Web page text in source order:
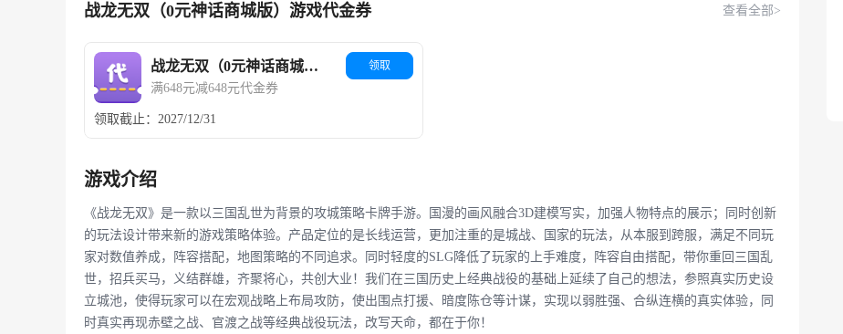
战龙无双（0元神话商城版）游戏代金券 查看全部>
战龙无双（0元神话商城版）
满648元减648元代金券
领取截止：2027/12/31
领取
游戏介绍
《战龙无双》是一款以三国乱世为背景的攻城策略卡牌手游。国漫的画风融合3D建模写实，加强人物特点的展示；同时创新
的玩法设计带来新的游戏策略体验。产品定位的是长线运营，更加注重的是城战、国家的玩法，从本服到跨服，满足不同玩
家对数值养成，阵容搭配，地图策略的不同追求。同时轻度的SLG降低了玩家的上手难度，阵容自由搭配，带你重回三国乱
世，招兵买马，义结群雄，齐聚将心，共创大业！我们在三国历史上经典战役的基础上延续了自己的想法，参照真实历史设
立城池，使得玩家可以在宏观战略上布局攻防，使出围点打援、暗度陈仓等计谋，实现以弱胜强、合纵连横的真实体验，同
时真实再现赤壁之战、官渡之战等经典战役玩法，改写天命，都在于你！